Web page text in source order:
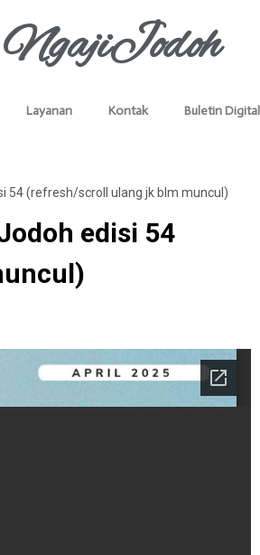
NgajiJodoh
Layanan Kontak Buletin Digital
54 (refresh/scroll ulang jk blm muncul)
edisi 54